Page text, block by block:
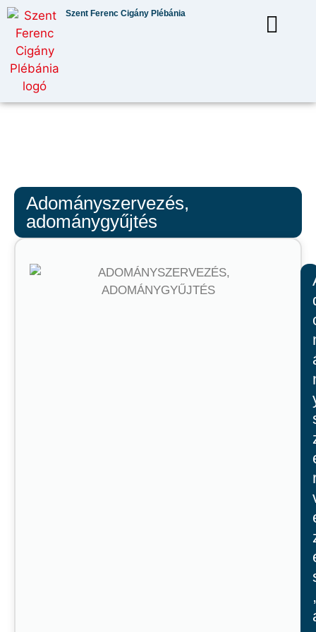
Szent Ferenc Cigány Plébánia
Adományszervezés,
adománygyűjtés
,